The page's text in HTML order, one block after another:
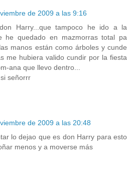
de 2009 a las 9:16
Harry...que tampoco he ido a la
he quedado en mazmorras total pa
manos están como árboles y cunde
me hubiera valido cundir por la fiesta
ana que llevo dentro...
señorrr
de 2009 a las 20:48
lo dejao que es don Harry para esto
menos y a moverse más